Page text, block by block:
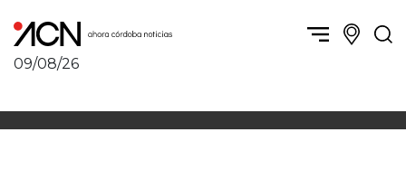
09/08/26
Política y Economía
Córdoba obrera
Córdoba, la ciudad